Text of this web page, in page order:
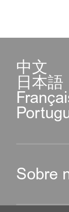
中文
日本語
Sobre